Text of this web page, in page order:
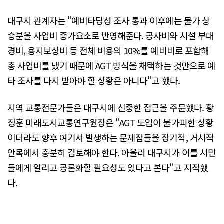
대구시 관계자는 "예비타당성 조사 통과 이후에는 물가 상
승분을 사업비 증가요소로 반영해준다. 공사비와 시설 부대
경비, 용지보상비 등 전체 비용의 10%를 예비비로 포함해
총 사업비를 냈기 때문에 AGT 방식을 채택하는 것만으로 예
타 조사를 다시 받아야 할 상황은 아니다"고 했다.
지역 교통전문가들은 대구시에 신중한 접근을 주문했다. 황
정훈 미래도시교통연구원장은 "AGT 도입이 불가피한 상황
이더라도 향후 여기서 발생하는 문제점들을 장기적, 거시적
안목에서 충분히 검토해야 한다. 아울러 대구시가 이를 시민
들에게 알리고 공론화할 필요성도 있다고 본다"고 지적했
다.